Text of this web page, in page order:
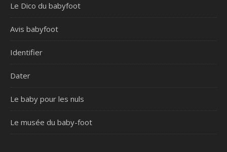
Le Dico du babyfoot
Avis babyfoot
Identifier
Dater
Le baby pour les nuls
Le musée du baby-foot